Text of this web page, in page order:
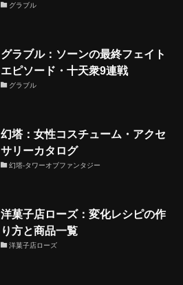
グラブル
グラブル：ソーンの最終フェイト
エピソード・十天衆9連戦
グラブル
幻塔：女性コスチューム・アクセ
サリーカタログ
幻塔-タワーオブファンタジー
洋菓子店ローズ：変化レシピの作
り方と商品一覧
洋菓子店ローズ